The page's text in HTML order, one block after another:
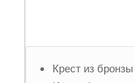
Крест из